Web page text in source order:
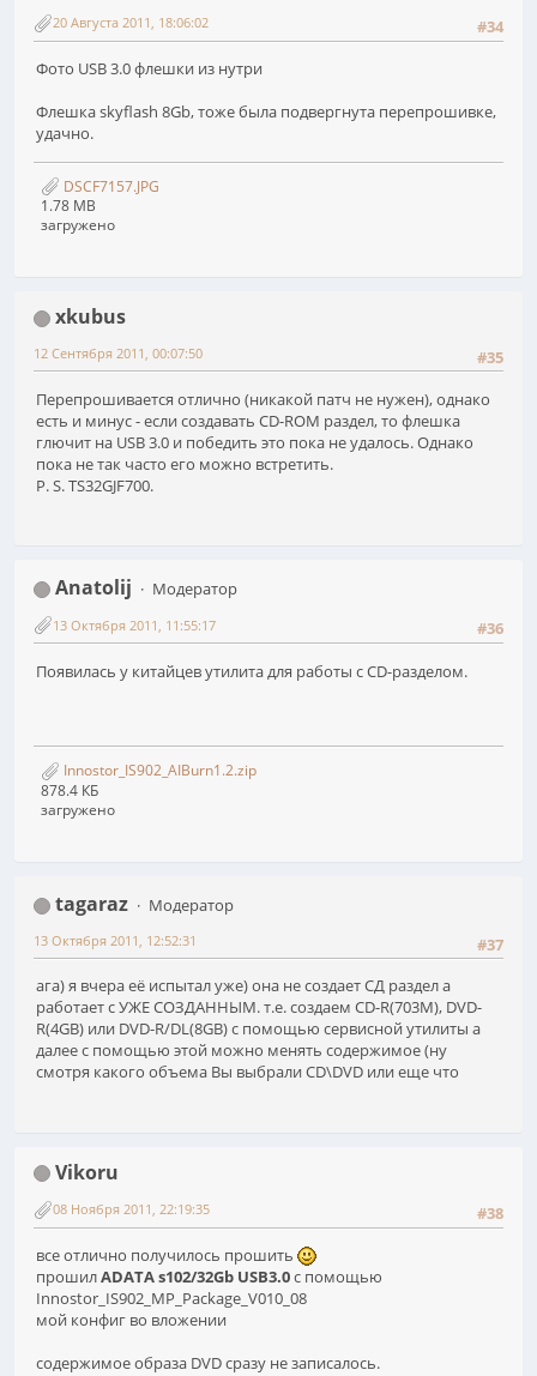
#34
20 Августа 2011, 18:06:02
Фото USB 3.0 флешки из нутри
Флешка skyflash 8Gb, тоже была подвергнута перепрошивке,
удачно.
DSCF7157.JPG
1.78 MB
загружено
xkubus
#35
12 Сентября 2011, 00:07:50
Перепрошивается отлично (никакой патч не нужен), однако
есть и минус - если создавать CD-ROM раздел, то флешка
глючит на USB 3.0 и победить это пока не удалось. Однако
пока не так часто его можно встретить.
P. S. TS32GJF700.
Anatolij
Модератор
#36
13 Октября 2011, 11:55:17
Появилась у китайцев утилита для работы с CD-разделом.
Innostor_IS902_AIBurn1.2.zip
878.4 КБ
загружено
tagaraz
Модератор
#37
13 Октября 2011, 12:52:31
ага) я вчера её испытал уже) она не создает СД раздел а
работает с УЖЕ СОЗДАННЫМ. т.е. создаем CD-R(703M), DVD-
R(4GB) или DVD-R/DL(8GB) с помощью сервисной утилиты а
далее с помощью этой можно менять содержимое (ну
смотря какого объема Вы выбрали CD\DVD или еще что
Vikoru
#38
08 Ноября 2011, 22:19:35
все отлично получилось прошить
прошилADATA s102/32Gb USB3.0с помощью
Innostor_IS902_MP_Package_V010_08
мой конфиг во вложении
содержимое образа DVD сразу не записалось.